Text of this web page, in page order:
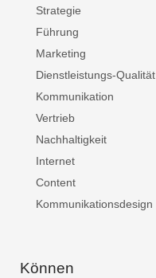
Strategie
Führung
Marketing
Dienstleistungs-Qualität
Kommunikation
Vertrieb
Nachhaltigkeit
Internet
Content
Kommunikationsdesign
Können